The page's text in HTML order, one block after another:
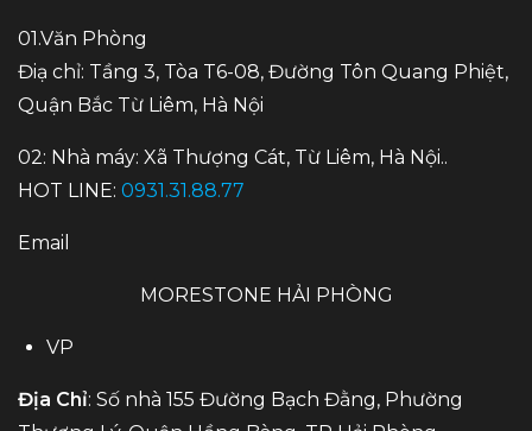
01.Văn Phòng
Điạ chỉ: Tầng 3, Tòa T6-08, Đường Tôn Quang Phiệt,
Quận Bắc Từ Liêm, Hà Nội
02: Nhà máy: Xã Thượng Cát, Từ Liêm, Hà Nội..
HOT LINE: 0931.31.88.77
Email
MORESTONE HẢI PHÒNG
VP
Địa Chỉ: Số nhà 155 Đường Bạch Đằng, Phường